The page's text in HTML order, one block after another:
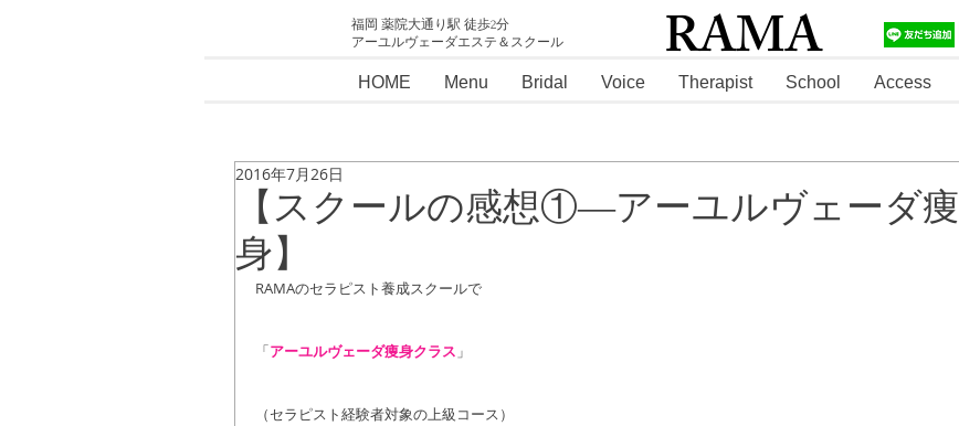
福岡 薬院大通り駅 徒歩2分
アーユルヴェーダエステ＆スクール
RAMA
HOME Menu Bridal Voice Therapist School Access
【スクールの感想①―アーユルヴェーダ痩
身】
2016年7月26日
RAMAのセラピスト養成スクールで
「アーユルヴェーダ痩身クラス 」
（セラピスト経験者対象の上級コース）